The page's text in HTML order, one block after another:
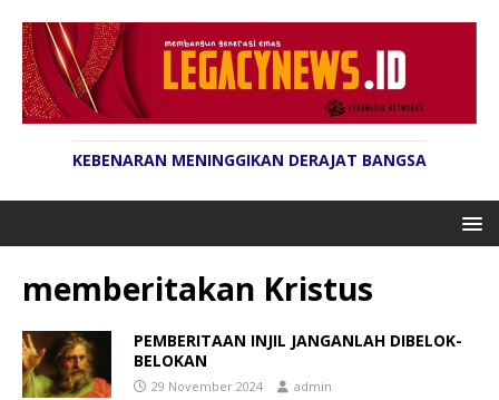
KEBENARAN MENINGGIKAN DERAJAT BANGSA
memberitakan Kristus
PEMBERITAAN INJIL JANGANLAH DIBELOK-
BELOKAN
29 November 2024 admin